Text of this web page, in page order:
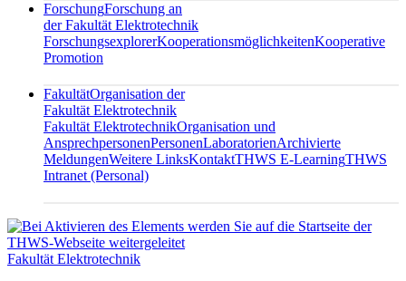
ForschungForschung an
der Fakultät Elektrotechnik
ForschungsexplorerKooperationsmöglichkeitenKooperative
Promotion
FakultätOrganisation der
Fakultät Elektrotechnik
Fakultät ElektrotechnikOrganisation und
AnsprechpersonenPersonenLaboratorienArchivierte
MeldungenWeitere LinksKontaktTHWS E-LearningTHWS
Intranet (Personal)
Fakultät Elektrotechnik